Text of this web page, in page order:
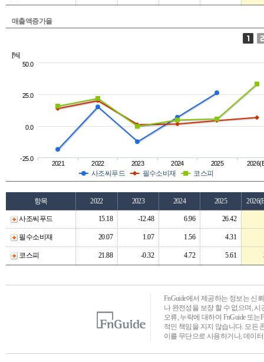
매출액증가율
[%]
사조씨푸드 필수소비재 코스피
2021 2022 2023 2024 2025
-25.0
0.0
25.0
50.0
항목 2022 2023 2024 2025
사조씨푸드 15.18 -12.48 6.96 26.42
필수소비재 20.07 1.07 1.56 4.31
코스피 21.88 -0.32 4.72 5.61
FnGuide에서 제공하는 정보는 신
나 완전성을 보장 할 수 없으며,
오류, 누락에 대하여 FnGuide 또
적인 책임을 지지 않습니다. 모든
이를 무단으로 사용하거나, 데이